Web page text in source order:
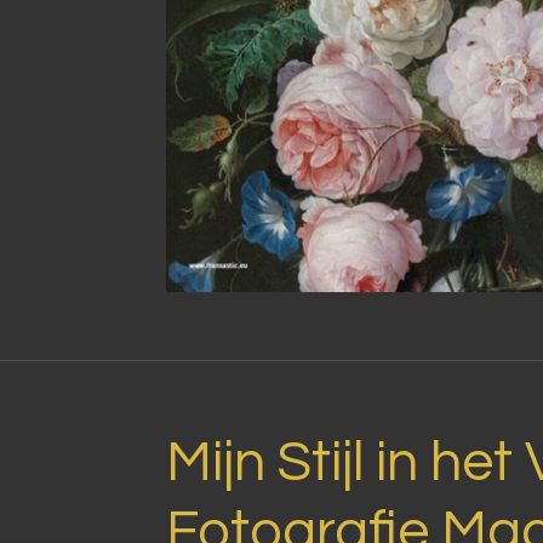
Mijn Stijl in het